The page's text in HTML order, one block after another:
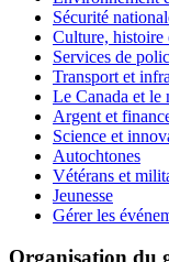
Sécurité
Culture, histoire
Services de
Transport et
Le Canada et le
Argent et
Science et
Autochtones
Vétérans et
Jeunesse
Gérer les